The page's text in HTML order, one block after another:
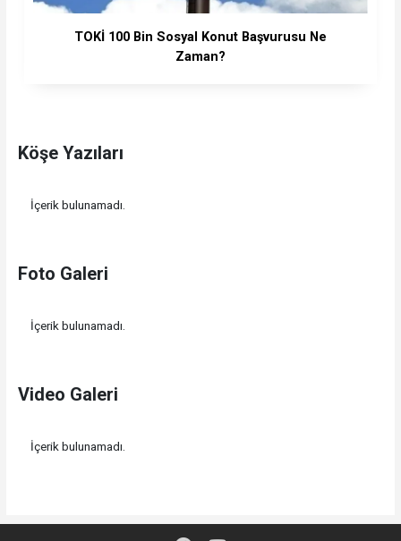
TOKİ 100 Bin Sosyal Konut Başvurusu Ne
Zaman?
Köşe Yazıları
İçerik bulunamadı.
Foto Galeri
İçerik bulunamadı.
Video Galeri
İçerik bulunamadı.